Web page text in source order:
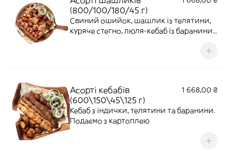
(800/100/180/45 г)
Свиний ошийок, шашлик із телятини,
куряче стегно, люля-кебаб із баранини;
Асорті кебабів
(600\150\45\125 г)
1 668,00 ₴
Кебаб з індички, телятини та баранини.
Подаємо з картоплею